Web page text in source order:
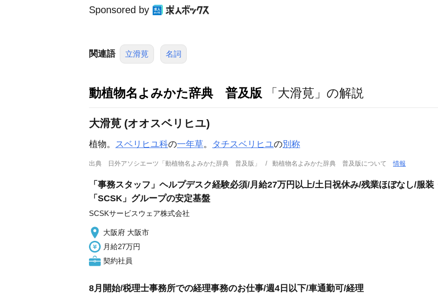
Sponsored by
関連語 立滑莧 名詞
動植物名よみかた辞典 普及版 「大滑莧」の解説
大滑莧 (オオスベリヒユ)
植物。 スベリヒユ科の一年草。 タチスベリヒユの別称
出典 日外アソシエーツ「動植物名よみかた辞典 普及版」 動植物名よみかた辞典 普及版について情報
「事務スタッフ」ヘルプデスク経験必須/月給27万円以上/土日祝休み/残業ほぼなし/服
「SCSK」グループの安定基盤
SCSKサービスウェア株式会社
大阪府 大阪市
月給27万円
契約社員
8月開始/税理士事務所での経理事務のお仕事/週4日以下/車通勤可/経理